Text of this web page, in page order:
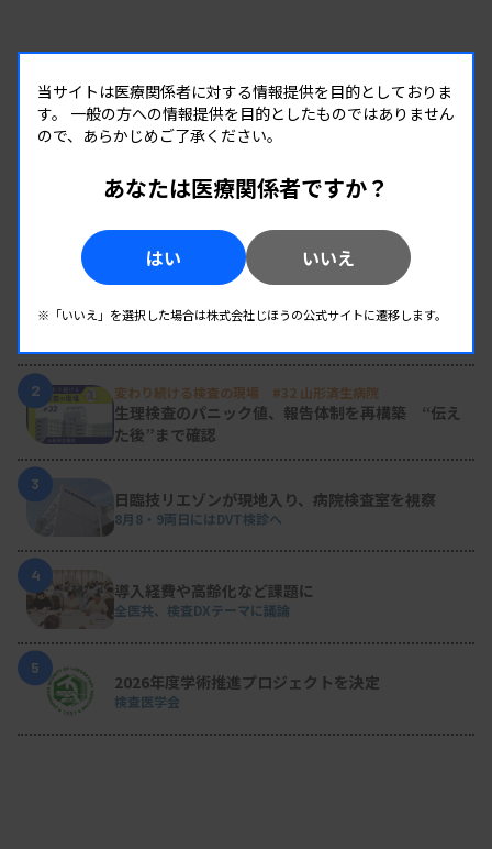
RANKING
人気の記事
新人臨床検査技師の歩き方 ［第16回］
2 変わり続ける検査の現場 #32 山形済生病院
生理検査のパニック値、報告体制を再構築 “伝え
た後”まで確認
3
日臨技リエゾンが現地入り、病院検査室を視察
8月8・9両日にはDVT検診へ
4
導入経費や高齢化など課題に
全医共、検査DXテーマに議論
5
2026年度学術推進プロジェクトを決定
検査医学会
当サイトは医療関係者に対する情報提供を目的としておりま
す。 一般の方への情報提供を目的としたものではありません
ので、あらかじめご了承ください。
あなたは医療関係者ですか？
はい いいえ
※「いいえ」を選択した場合は株式会社じほうの公式サイトに遷移します。